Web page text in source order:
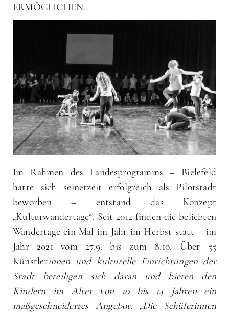
ERMÖGLICHEN.
Im Rahmen des Landesprogramms – Bielefeld
hatte sich seinerzeit erfolgreich als Pilotstadt
beworben – entstand das Konzept
„Kulturwandertage“. Seit 2012 finden die beliebten
Wandertage ein Mal im Jahr im Herbst statt – im
Jahr 2021 vom 27.9. bis zum 8.10. Über 55
Künstlerinnen und kulturelle Einrichtungen der
Stadt beteiligen sich daran und bieten den
Kindern im Alter von 10 bis 14 Jahren ein
maßgeschneidertes Angebot. „Die Schülerinnen